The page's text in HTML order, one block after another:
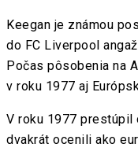
Keegan je známou
do FC Liverpool
Počas pôsobenia na
v roku 1977 aj
V roku 1977 prestúpil
dvakrát ocenili ako